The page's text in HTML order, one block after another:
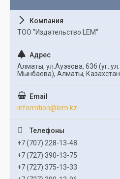
ТОО "Издательство LEM"
Алматы, ул.Ауэзова, 63б (уг. ул.
Мынбаева), Алматы, Казахстан
informtion@lem.kz
+7 (707) 228-13-48
+7 (727) 390-13-75
+7 (727) 375-13-33